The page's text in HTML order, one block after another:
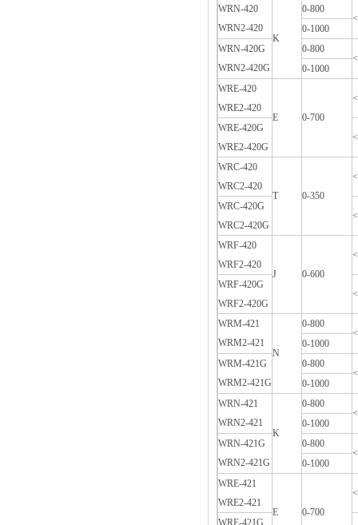
WRN-420
WRN2-420
K
0-800
0-1000
WRN-420G
WRN2-420G
0-800
0-1000
WRE-420
WRE2-420
E
0-700
WRE-420G
WRE2-420G
WRC-420
WRC2-420
T
0-350
WRC-420G
WRC2-420G
WRF-420
WRF2-420
J
0-600
WRF-420G
WRF2-420G
WRM-421
WRM2-421
N
0-800
0-1000
WRM-421G
WRM2-421G
0-800
0-1000
WRN-421
WRN2-421
K
0-800
0-1000
WRN-421G
WRN2-421G
0-800
0-1000
WRE-421
WRE2-421
E
0-700
WRE-421G